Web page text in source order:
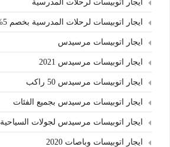
ايجار اتوبيسات لرحلات المدرسية
ايجار اتوبيسات لرحلات المدرسية بخصم 5% للقطاع الحكومي
ايجار اتوبيسات مرسيدس
ايجار اتوبيسات مرسيدس 2021
ايجار اتوبيسات مرسيدس 50 راكب
ايجار اتوبيسات مرسيدس بجميع الفئات
ايجار اتوبيسات مرسيدس لجولات السياحية
ايجار اتوبيسات وباصات 2020